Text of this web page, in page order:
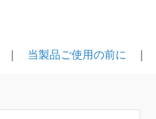
当製品ご使用の前に